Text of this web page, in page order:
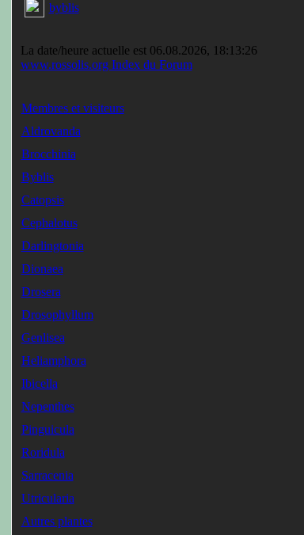
byblis
La date/heure actuelle est 06.08.2026, 18:13:26
www.rossolis.org Index du Forum
Membres et visiteurs
Aldrovanda
Brocchinia
Byblis
Catopsis
Cephalotus
Darlingtonia
Dionaea
Drosera
Drosophyllum
Genlisea
Heliamphora
Ibicella
Nepenthes
Pinguicula
Roridula
Sarracenia
Utricularia
Autres plantes